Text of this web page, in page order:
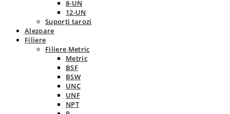
8-UN
12-UN
Suporți tarozi
Alezoare
Filiere
Filiere Metric
Metric
BSF
BSW
UNC
UNF
NPT